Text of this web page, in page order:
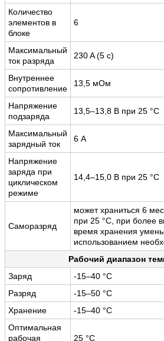
Количество
элементов в
блоке
6
Максимальный
ток разряда
230 A (5 с)
Внутреннее
сопротивление
13,5 мОм
Напряжение
подзаряда
13,5–13,8 В при 25 °С
Максимальный
зарядный ток
6 А
Напряжение
заряда при
циклическом
режиме
14,4–15,0 В при 25 °С
Саморазряд
может храниться 6
при 25 °С, при более
время хранения
использованием
Рабочий диапазон
Заряд
-15–40 °С
Разряд
-15–50 °С
Хранение
-15–40 °С
Оптимальная
рабочая
25 °С